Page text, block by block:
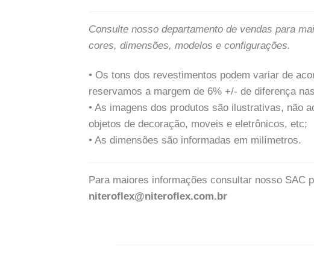
Consulte nosso departamento de vendas para
cores, dimensões, modelos e configurações.
• Os tons dos revestimentos podem variar de
reservamos a margem de 6% +/- de diferença
• As imagens dos produtos são ilustrativas, não
objetos de decoração, moveis e eletrônicos, etc;
• As dimensões são informadas em milímetros.
Para maiores informações consultar nosso SAC
niteroflex@niteroflex.com.br